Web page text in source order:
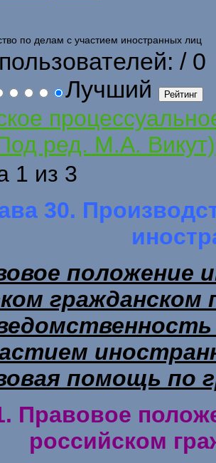
по делам с участием иностранных лиц
/ 0
Лучший
ред. М.А. Викут)
1 из 3
30.
положение
гражданском
помощь по
Правовое
российском